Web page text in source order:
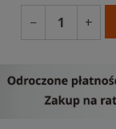
− +